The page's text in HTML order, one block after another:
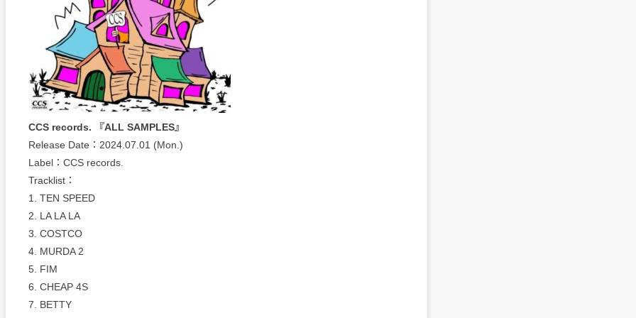
CCS records. 『ALL SAMPLES』
Release Date：2024.07.01 (Mon.)
Label：CCS records.
Tracklist：
1. TEN SPEED
2. LA LA LA
3. COSTCO
4. MURDA 2
5. FIM
6. CHEAP 4S
7. BETTY